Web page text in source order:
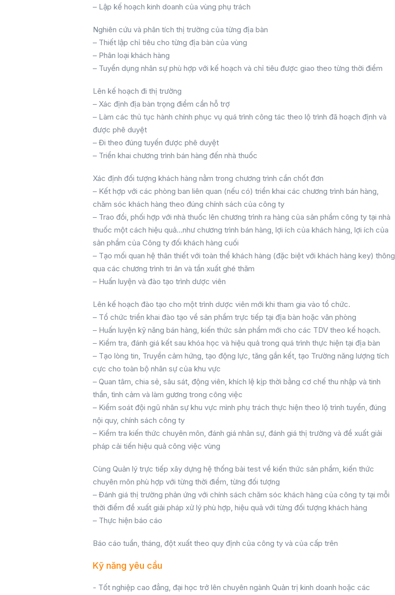
– Lập kế hoạch kinh doanh của vùng phụ trách
Nghiên cứu và phân tích thị trường của từng địa bàn
– Thiết lập chỉ tiêu cho từng địa bàn của vùng
– Phân loại khách hàng
– Tuyển dụng nhân sự phù hợp với kế hoạch và chỉ tiêu được giao theo từng thời điểm
Lên kế hoạch đi thị trường
– Xác định địa bàn trọng điểm cần hỗ trợ
– Làm các thủ tục hành chính phục vụ quá trình công tác theo lộ trình đã hoạch định và
được phê duyệt
– Đi theo đúng tuyến được phê duyệt
– Triển khai chương trình bán hàng đến nhà thuốc
Xác định đối tượng khách hàng nằm trong chương trình cần chốt đơn
– Kết hợp với các phòng ban liên quan (nếu có) triển khai các chương trình bán hàng,
chăm sóc khách hàng theo đúng chính sách của công ty
– Trao đổi, phối hợp với nhà thuốc lên chương trình ra hàng của sản phẩm công ty tại nhà
thuốc một cách hiệu quả…như chương trình bán hàng, lợi ích của khách hàng, lợi ích của
sản phẩm của Công ty đối khách hàng cuối
– Tạo mối quan hệ thân thiết với toàn thể khách hàng (đặc biệt với khách hàng key) thông
qua các chương trình tri ân và tần xuất ghé thăm
– Huấn luyện và đào tạo trình dược viên
Lên kế hoạch đào tạo cho một trình dược viên mới khi tham gia vào tổ chức.
– Tổ chức triển khai đào tạo về sản phẩm trực tiếp tại địa bàn hoặc văn phòng
– Huấn luyện kỹ năng bán hàng, kiến thức sản phẩm mới cho các TDV theo kế hoạch.
– Kiểm tra, đánh giá kết sau khóa học và hiệu quả trong quá trình thực hiện tại địa bàn
– Tạo lòng tin, Truyền cảm hứng, tạo động lực, tăng gắn kết, tạo Trường năng lượng tích
cực cho toàn bộ nhân sự của khu vực
– Quan tâm, chia sẻ, sâu sát, động viên, khích lệ kịp thời bằng cơ chế thu nhập và tinh
thần, tình cảm và làm gương trong công việc
– Kiểm soát đội ngũ nhân sự khu vực mình phụ trách thực hiện theo lộ trình tuyển, đúng
nội quy, chính sách công ty
– Kiểm tra kiến thức chuyên môn, đánh giá nhân sự, đánh giá thị trường và đề xuất giải
pháp cải tiến hiệu quả công việc vùng
Cùng Quản lý trực tiếp xây dựng hệ thống bài test về kiến thức sản phẩm, kiến thức
chuyên môn phù hợp với từng thời điểm, từng đối tượng
– Đánh giá thị trường phản ứng với chính sách chăm sóc khách hàng của công ty tại mỗi
thời điểm đề xuất giải pháp xử lý phù hợp, hiệu quả với từng đối tượng khách hàng
– Thực hiện báo cáo
Báo cáo tuần, tháng, đột xuất theo quy định của công ty và của cấp trên
Kỹ năng yêu cầu
- Tốt nghiệp cao đẳng, đại học trở lên chuyên ngành Quản trị kinh doanh hoặc các